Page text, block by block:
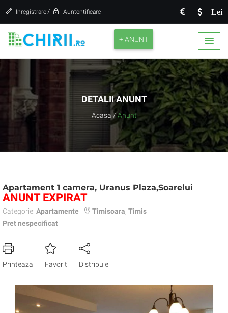
Lei
Inregistrare / Auntentificare
+ ANUNT
DETALII ANUNT
Acasa / Anunt
Apartament 1 camera, Uranus Plaza,Soarelui
ANUNT EXPIRAT
Categorie: Apartamente | Timisoara Timis
Pret nespecificat
Printeaza Favorit Distribuie